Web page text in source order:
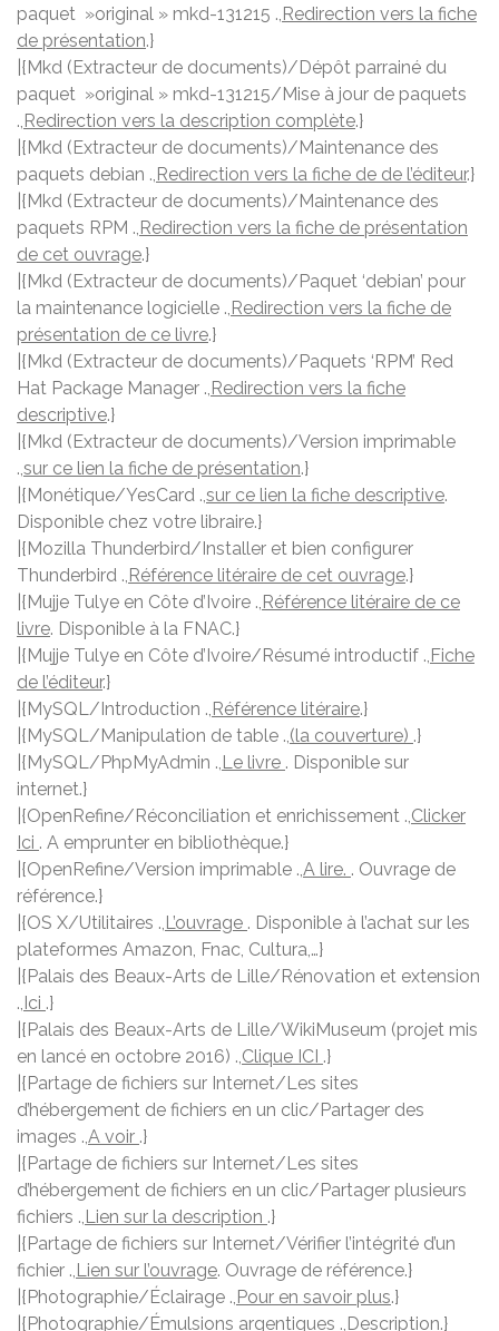
paquet »original » mkd-131215 ., Redirection vers la fiche
de présentation.}
|{Mkd (Extracteur de documents)/Dépôt parrainé du
paquet »original » mkd-131215/Mise à jour de paquets
., Redirection vers la description complète.}
|{Mkd (Extracteur de documents)/Maintenance des
paquets debian ., Redirection vers la fiche de de l’éditeur.}
|{Mkd (Extracteur de documents)/Maintenance des
paquets RPM ., Redirection vers la fiche de présentation
de cet ouvrage.}
|{Mkd (Extracteur de documents)/Paquet ‘debian’ pour
la maintenance logicielle ., Redirection vers la fiche de
présentation de ce livre.}
|{Mkd (Extracteur de documents)/Paquets ‘RPM’ Red
Hat Package Manager ., Redirection vers la fiche
descriptive.}
|{Mkd (Extracteur de documents)/Version imprimable
.,sur ce lien la fiche de présentation.}
|{Monétique/YesCard .,sur ce lien la fiche descriptive.
Disponible chez votre libraire.}
|{Mozilla Thunderbird/Installer et bien configurer
Thunderbird ., Référence litéraire de cet ouvrage.}
|{Mujje Tulye en Côte d’Ivoire ., Référence litéraire de ce
livre. Disponible à la FNAC.}
|{Mujje Tulye en Côte d’Ivoire/Résumé introductif ., Fiche
de l’éditeur.}
|{MySQL/Introduction ., Référence litéraire.}
|{MySQL/Manipulation de table .,(la couverture) .}
|{MySQL/PhpMyAdmin ., Le livre . Disponible sur
internet.}
|{OpenRefine/Réconciliation et enrichissement .,Clicker
Ici . A emprunter en bibliothèque.}
|{OpenRefine/Version imprimable .,A lire. . Ouvrage de
référence.}
|{OS X/Utilitaires ., L’ouvrage . Disponible à l’achat sur les
plateformes Amazon, Fnac, Cultura,…}
|{Palais des Beaux-Arts de Lille/Rénovation et extension
., Ici .}
|{Palais des Beaux-Arts de Lille/WikiMuseum (projet mis
en lancé en octobre 2016) .,Clique ICI .}
|{Partage de fichiers sur Internet/Les sites
d’hébergement de fichiers en un clic/Partager des
images .,A voir .}
|{Partage de fichiers sur Internet/Les sites
d’hébergement de fichiers en un clic/Partager plusieurs
fichiers ., Lien sur la description .}
|{Partage de fichiers sur Internet/Vérifier l’intégrité d’un
fichier ., Lien sur l’ouvrage. Ouvrage de référence.}
|{Photographie/Éclairage ., Pour en savoir plus.}
|{Photographie/Émulsions argentiques ., Description.}